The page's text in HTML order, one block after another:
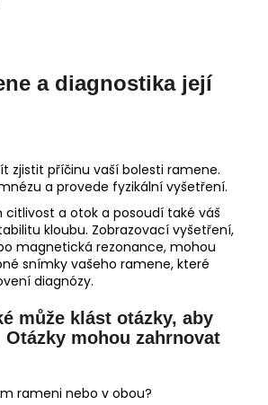
a diagnostika její
zjistit příčinu vaší bolesti ramene.
a provede fyzikální vyšetření.
a otok a posoudí také váš
kloubu. Zobrazovací vyšetření,
magnetická rezonance, mohou
snímky vašeho ramene, které
diagnózy.
může klást otázky, aby
mohou zahrnovat
rameni nebo v obou?